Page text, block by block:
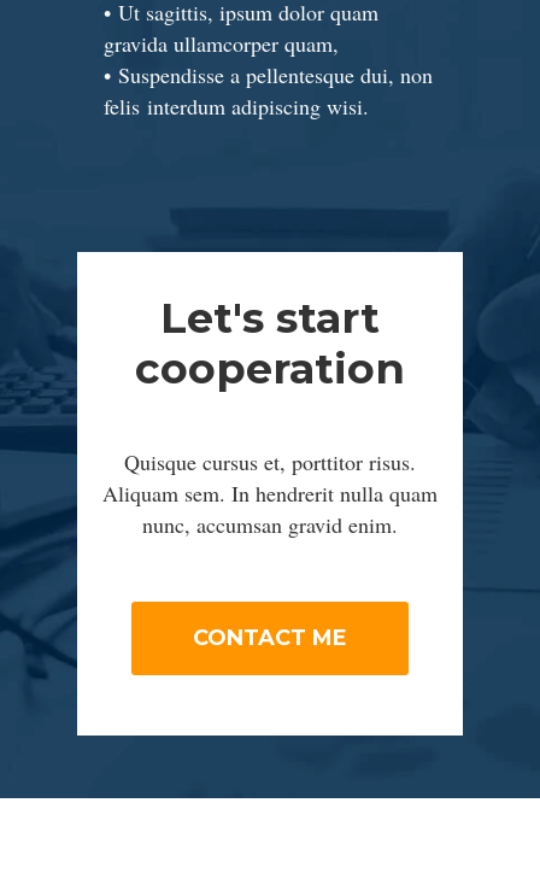
• Ut sagittis, ipsum dolor quam
gravida ullamcorper quam,
• Suspendisse a pellentesque dui, non
felis interdum adipiscing wisi.
Let's start
cooperation
Quisque cursus et, porttitor risus.
Aliquam sem. In hendrerit nulla quam
nunc, accumsan gravid enim.
CONTACT ME